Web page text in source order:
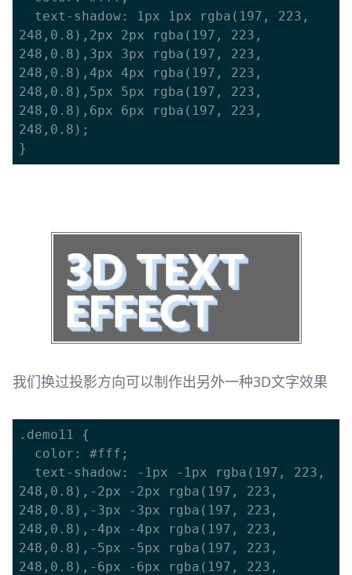
248,0.8),2px 2px rgba(197, 223,
248,0.8),3px 3px rgba(197, 223,
248,0.8),4px 4px rgba(197, 223,
248,0.8),5px 5px rgba(197, 223,
248,0.8),6px 6px rgba(197, 223,
248,0.8);
我们换过投影方向可以制作出另外一种3D文字效果
.demo11 {
248,0.8),-2px -2px rgba(197, 223,
248,0.8),-3px -3px rgba(197, 223,
248,0.8),-4px -4px rgba(197, 223,
248,0.8),-5px -5px rgba(197, 223,
248,0.8),-6px -6px rgba(197, 223,